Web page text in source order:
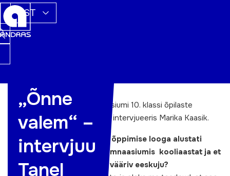
EST
„Õnne
valem“ –
intervjuu
Tanel
Tartu Täiskasvanute Gümnaasiumi 10. klassi õpilaste
küsimused edastas ja Tanelit intervjueeris Marika Kaasik.
Mis sa arvad sellest et sinu õppimise looga alustati
Eestimaa täiskasvanute gümnaasiumis kooliaastat ja et
sinust on saanud järgimist vääriv eeskuju?